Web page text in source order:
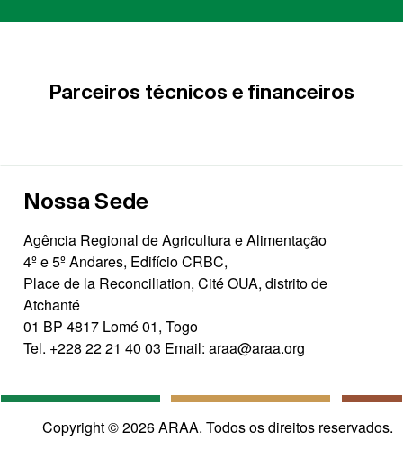
Parceiros técnicos e financeiros
Nossa Sede
Agência Regional de Agricultura e Alimentação
4º e 5º Andares, Edifício CRBC,
Place de la Reconciliation, Cité OUA, distrito de
Atchanté
01 BP 4817 Lomé 01, Togo
Tel. +228 22 21 40 03 Email: araa@araa.org
Copyright © 2026 ARAA. Todos os direitos reservados.